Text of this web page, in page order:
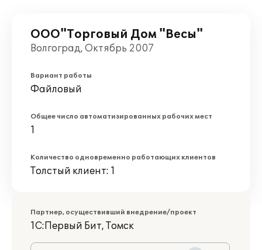
ООО"Торговый Дом "Весы"
Волгоград, Октябрь 2007
Вариант работы
Файловый
Общее число автоматизированных рабочих мест
1
Количество одновременно работающих клиентов
Толстый клиент: 1
Партнер, осуществивший внедрение/проект
1С:Первый Бит, Томск